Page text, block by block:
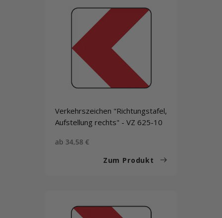
Verkehrszeichen "Richtungstafel,
Aufstellung rechts" - VZ 625-10
Sonderpreis
ab 34,58 €
Zum Produkt